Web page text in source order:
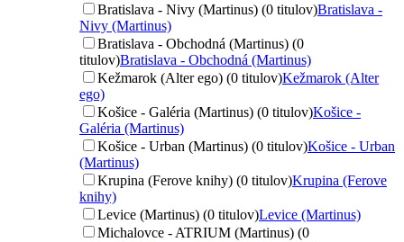
Bratislava - Nivy (Martinus) (0 titulov)Bratislava -
Nivy (Martinus)
Bratislava - Obchodná (Martinus) (0
titulov)Bratislava - Obchodná (Martinus)
Kežmarok (Alter ego) (0 titulov)Kežmarok (Alter
ego)
Košice - Galéria (Martinus) (0 titulov)Košice -
Galéria (Martinus)
Košice - Urban (Martinus) (0 titulov)Košice - Urban
(Martinus)
Krupina (Ferove knihy) (0 titulov)Krupina (Ferove
knihy)
Levice (Martinus) (0 titulov)Levice (Martinus)
Michalovce - ATRIUM (Martinus) (0